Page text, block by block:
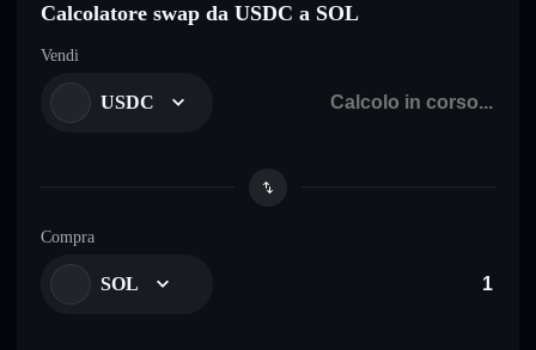
Calcolatore swap da USDC a SOL
Vendi
USDC
Compra
SOL